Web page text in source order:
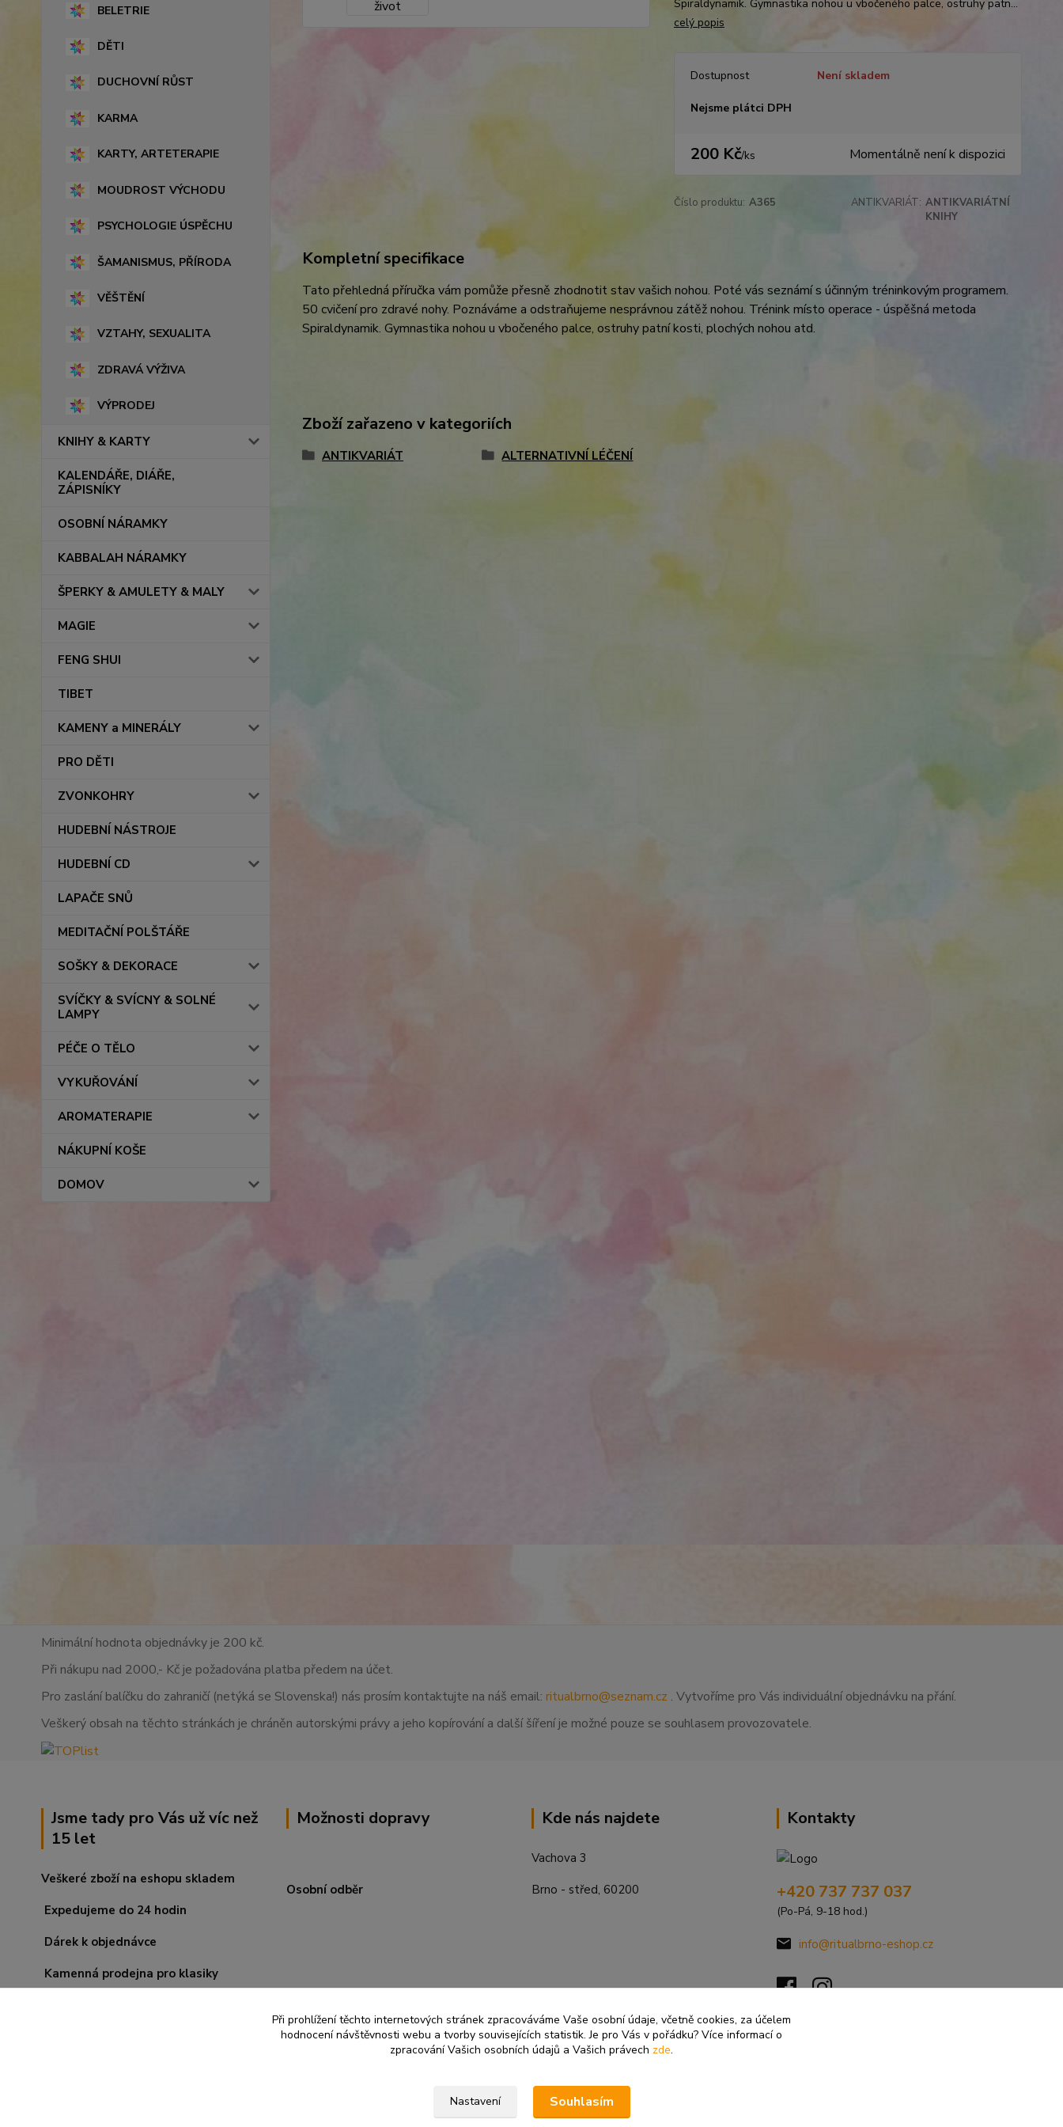
BELETRIE
DĚTI
DUCHOVNÍ RŮST
KARMA
KARTY, ARTETERAPIE
MOUDROST VÝCHODU
PSYCHOLOGIE ÚSPĚCHU
ŠAMANISMUS, PŘÍRODA
VĚŠTĚNÍ
VZTAHY, SEXUALITA
ZDRAVÁ VÝŽIVA
VÝPRODEJ
KNIHY & KARTY
KALENDÁŘE, DIÁŘE,
ZÁPISNÍKY
OSOBNÍ NÁRAMKY
KABBALAH NÁRAMKY
ŠPERKY & AMULETY & MALY
MAGIE
FENG SHUI
TIBET
KAMENY a MINERÁLY
PRO DĚTI
ZVONKOHRY
HUDEBNÍ NÁSTROJE
HUDEBNÍ CD
LAPAČE SNŮ
MEDITAČNÍ POLŠTÁŘE
SOŠKY & DEKORACE
SVÍČKY & SVÍCNY & SOLNÉ
LAMPY
PÉČE O TĚLO
VYKUŘOVÁNÍ
AROMATERAPIE
NÁKUPNÍ KOŠE
DOMOV
Spiraldynamik. Gymnastika nohou u vbočeného palce, ostruhy patn...
celý popis
Dostupnost Není skladem
Nejsme plátci DPH
200 Kč/ks Momentálně není k dispozici
Číslo produktu: A365 ANTIKVARIÁT: ANTIKVARIÁTNÍ
KNIHY
Kompletní specifikace
Tato přehledná příručka vám pomůže přesně zhodnotit stav vašich nohou. Poté vás seznámí s účinným tréninkovým programem.
50 cvičení pro zdravé nohy. Poznáváme a odstraňujeme nesprávnou zátěž nohou. Trénink místo operace - úspěšná metoda
Spiraldynamik. Gymnastika nohou u vbočeného palce, ostruhy patní kosti, plochých nohou atd.
Zboží zařazeno v kategoriích
ANTIKVARIÁT ALTERNATIVNÍ LÉČENÍ
Minimální hodnota objednávky je 200 kč.
Při nákupu nad 2000,- Kč je požadována platba předem na účet.
Pro zaslání balíčku do zahraničí (netýká se Slovenska!) nás prosím kontaktujte na náš email: ritualbrno@seznam.cz . Vytvoříme pro Vás individuální objednávku na přání.
Veškerý obsah na těchto stránkách je chráněn autorskými právy a jeho kopírování a další šíření je možné pouze se souhlasem provozovatele.
Jsme tady pro Vás už víc než
15 let
Veškeré zboží na eshopu skladem
Expedujeme do 24 hodin
Dárek k objednávce
Kamenná prodejna pro klasiky
Možnosti dopravy
Osobní odběr
Kde nás najdete
Vachova 3
Brno - střed, 60200
Kontakty
+420 737 737 037
(Po-Pá, 9-18 hod.)
info@ritualbrno-eshop.cz
Při prohlížení těchto internetových stránek zpracováváme Vaše osobní údaje, včetně cookies, za účelem
hodnocení návštěvnosti webu a tvorby souvisejících statistik. Je pro Vás v pořádku? Více informací o
zpracování Vašich osobních údajů a Vašich právech zde.
Nastavení Souhlasím